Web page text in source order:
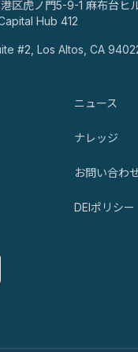
区虎ノ門5-9-1 麻布台ヒ
Hub 412
#2, Los Altos, CA
ニュース
ナレッジ
お問い合わ
DEIポリシー